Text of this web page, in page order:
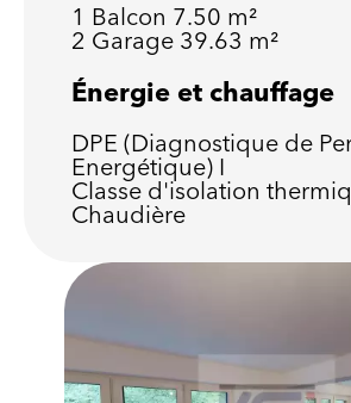
1 Balcon 7.50 m²
2 Garage 39.63 m²
Énergie et chauffage
DPE (Diagnostique de
Energétique) I
Classe d'isolation
Chaudière